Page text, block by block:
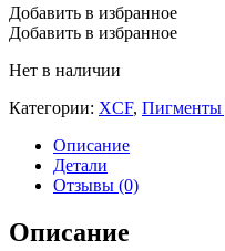
Добавить в избранное
Добавить в избранное
Нет в наличии
Категории: XCF, Пигменты
Описание
Детали
Отзывы (0)
Описание